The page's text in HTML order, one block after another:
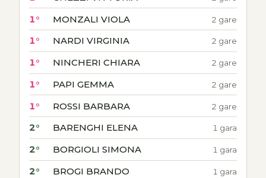
1° MONZALI VIOLA 2 gare
1° NARDI VIRGINIA 2 gare
1° NINCHERI CHIARA 2 gare
1° PAPI GEMMA 2 gare
1° ROSSI BARBARA 2 gare
2° BARENGHI ELENA 1 gara
2° BORGIOLI SIMONA 1 gara
2° BROGI BRANDO 1 gara